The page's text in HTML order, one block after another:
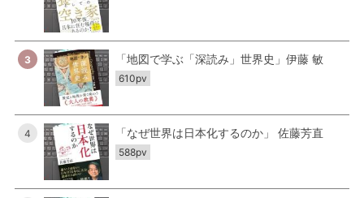
3 「地図で学ぶ「深読み」世界史」伊藤 敏
610pv
4 「なぜ世界は日本化するのか」 佐藤芳直
588pv